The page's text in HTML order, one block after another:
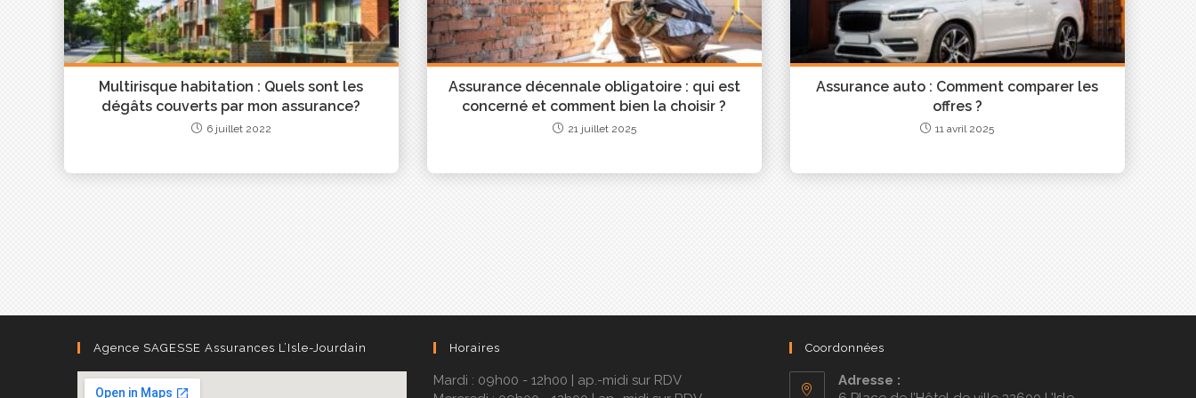
N’attendez plus pour découvrir notre solution SAGESSE Courtage Crédit
JE DÉCOUVRE LA SOLUTION DE COURTAGE EN CRÉDIT
Multirisque habitation : Quels sont les
dégâts couverts par mon assurance?
6 juillet 2022
Assurance décennale obligatoire : qui est
concerné et comment bien la choisir ?
21 juillet 2025
Assurance auto : Comment comparer les
offres ?
11 avril 2025
Agence SAGESSE Assurances L’Isle-Jourdain Horaires
Mardi : 09h00 - 12h00 | ap.-midi sur RDV
Coordonnées
Adresse :